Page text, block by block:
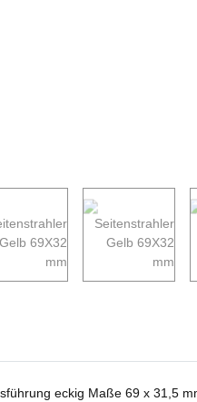
eckig Maße 69 x 31,5